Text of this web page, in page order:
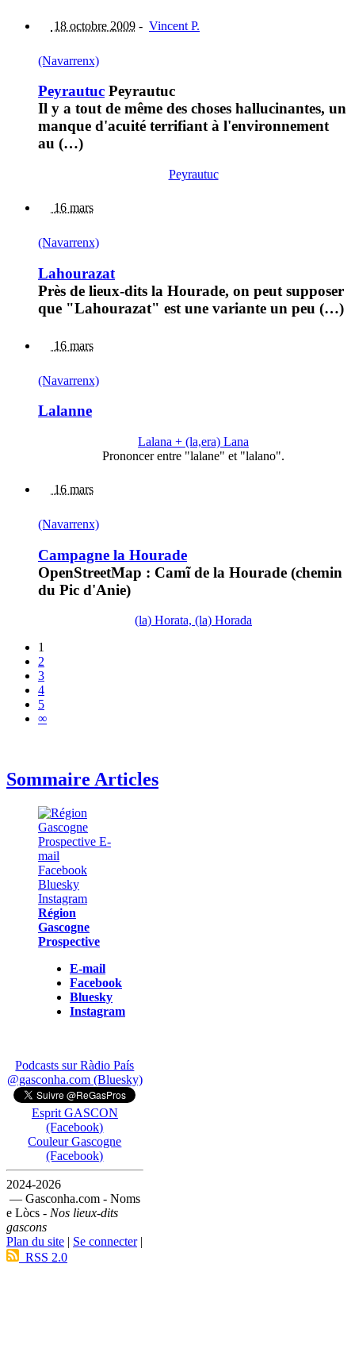
18 octobre 2009 - Vincent P.
(Navarrenx)
Peyrautuc Peyrautuc
Il y a tout de même des choses hallucinantes, un
manque d'acuité terrifiant à l'environnement
au (…)
Peyrautuc
16 mars
(Navarrenx)
Lahourazat
Près de lieux-dits la Hourade, on peut supposer
que "Lahourazat" est une variante un peu (…)
16 mars
(Navarrenx)
Lalanne
Lalana + (la,era) Lana
Prononcer entre "lalane" et "lalano".
16 mars
(Navarrenx)
Campagne la Hourade
OpenStreetMap : Camĩ de la Hourade (chemin
du Pic d'Anie)
(la) Horata, (la) Horada
1
2
3
4
5
∞
Sommaire Articles
Région
Gascogne
Prospective
E-mail
Facebook
Bluesky
Instagram
Podcasts sur Ràdio País
@gasconha.com (Bluesky)
Esprit GASCON
(Facebook)
Couleur Gascogne
(Facebook)
2024-2026
— Gasconha.com - Noms
e Lòcs - Nos lieux-dits
gascons
Plan du site | Se connecter|
RSS 2.0